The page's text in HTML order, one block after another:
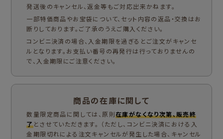
発送後のキャンセル、返金等もご対応出来かねます。
一部特価商品やお宝袋について、セット内容の返品・交換はお
断りしております。ご了承のうえご購入ください。
コンビニ決済の場合、入金期限を過ぎるとご注文がキャンセ
ルとなります。お支払い番号の再発行は行っておりませんの
で、入金期限にご注意ください。
商品の在庫に関して
数量限定商品に関しては、原則在庫がなくなり次第、販売終
了とさせていただきます。 （ただし、コンビニ決済における入
金期限切れによる注文キャンセルが発生した場合、キャンセル